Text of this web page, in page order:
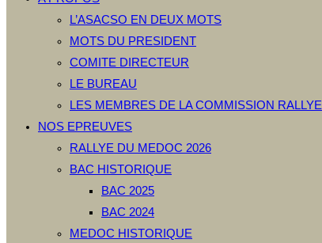
L’ASACSO EN DEUX MOTS
MOTS DU PRESIDENT
COMITE DIRECTEUR
LE BUREAU
LES MEMBRES DE LA COMMISSION RALLYE
NOS EPREUVES
RALLYE DU MEDOC 2026
BAC HISTORIQUE
BAC 2025
BAC 2024
MEDOC HISTORIQUE